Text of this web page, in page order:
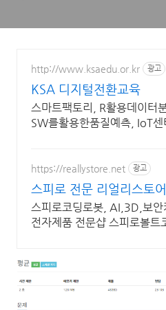
http://www.ksaedu.or.kr 광고
KSA 디지털전환교육
스마트팩토리, R활용데이터
SW를활용한품질예측, IoT센
https://reallystore.net 광고
스피로 전문 리얼리스토
교육을 쉽고 재밌게
스피로코딩로봇, AI,3D,보안
전자제품 전문샵 스피로볼트